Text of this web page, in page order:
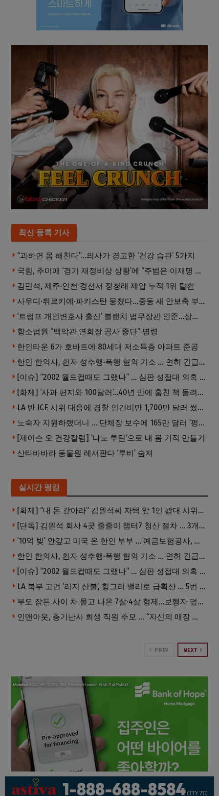
최신 등록 기사
“과하면 몸 해친다”…의사가 경고한 ‘건강 습관’ 5가지
국힘, 추미애 ‘경기 재정비상 상황’에 “주범은 이재명 전 지사”
김민석, 제주·인천 경선서 정청래 제압 누적 1위 탈환
사우디·튀르키예·파키스탄 뭉쳤다…중동 새 안보축 부상하나
‘트럼프 개인변호사 출신’ 블랜치 법무장관 인준…상원 50대49 가결
항소법원 “백악관 연회장 공사 중단” 명령
한인타운 6가 호바트에 80세대 저소득층 아파트 준공
한인 한의사, 환자 성추행·폭행 혐의 기소 … 면허 긴급정지
[이슈] “2002 월드컵때도 그랬나” … 심판 성접대 의혹 해외로 일파만파, 4강 신화까지 불똥
[화제] ‘사과 편지와 100달러’…40년 만에 훔친 책 돌려준 절도범
LA 반 ICE 시위 대응에 경찰 인건비만 1,700만 달러 썼다.
노숙자 지원하랬더니 … 단체장 보수에 165만 달러 ‘펑펑’
[제이슨 오 건강칼럼] ‘나노 루틴’으로 내 몸 기적 만들기
산타바바라 동물원 레서판다 ‘루비’ 숨져
실시간 랭킹
[화제] “내 돈 갚아라” 김원석씨 자택 앞 1인 광대 시위 … 한인 투자사, “108만 달러 못받아”
[단독] 김원석 회사 4곳 줄줄이 챕터7 청산 절차 … 3개 법인 같은 날 동시 파산 신청
’10억 빚’ 안갚고 미국 온 한인 부부 … 예금보험공사, 미국서 소송
한인 한의사, 환자 성추행·폭행 혐의 기소 … 면허 긴급정지
[이슈] “2002 월드컵때도 그랬나” … 심판 성접대 의혹 해외로 일파만파, 4강 신화까지 불똥
LA 북부 고먼 ‘리지 산불’, 헝그리 밸리로 급확산 … 5번 Fwy 양방향 전면 폐쇄
부모 잠든 사이 차 몰고 나온 7살·4살 형제…보행자 덮쳐 중태
인앤아웃, 총기난사 희생 직원 추모 … “자신의 매장 운영이 꿈이었다”
PREV NEXT